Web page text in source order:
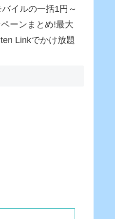
バイルの一括1円～
ーンまとめ!最大
Linkでかけ放題